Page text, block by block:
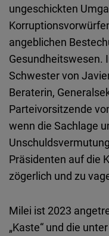
ungeschickten
angeblichen
Gesundheitswesen.
Schwester von
Beraterin,
Parteivorsitzende
wenn die Sachlage
Präsidenten auf die
zögerlich und zu
Milei ist 2023
„Kaste“ und die